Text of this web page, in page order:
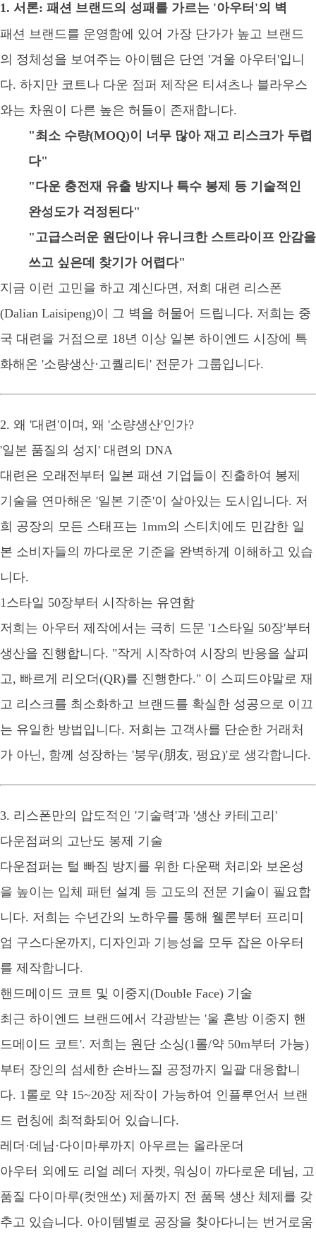
1. 서론: 패션 브랜드의 성패를 가르는 '아우터'의 벽
패션 브랜드를 운영함에 있어 가장 단가가 높고 브랜드
의 정체성을 보여주는 아이템은 단연 '겨울 아우터'입니
다. 하지만 코트나 다운 점퍼 제작은 티셔츠나 블라우스
와는 차원이 다른 높은 허들이 존재합니다.
"최소 수량(MOQ)이 너무 많아 재고 리스크가 두렵
다"
"다운 충전재 유출 방지나 특수 봉제 등 기술적인
완성도가 걱정된다"
"고급스러운 원단이나 유니크한 스트라이프 안감을
쓰고 싶은데 찾기가 어렵다"
지금 이런 고민을 하고 계신다면, 저희 대련 리스폰
(Dalian Laisipeng)이 그 벽을 허물어 드립니다. 저희는 중
국 대련을 거점으로 18년 이상 일본 하이엔드 시장에 특
화해온 '소량생산·고퀄리티' 전문가 그룹입니다.
2. 왜 '대련'이며, 왜 '소량생산'인가?
'일본 품질의 성지' 대련의 DNA
대련은 오래전부터 일본 패션 기업들이 진출하여 봉제
기술을 연마해온 '일본 기준'이 살아있는 도시입니다. 저
희 공장의 모든 스태프는 1mm의 스티치에도 민감한 일
본 소비자들의 까다로운 기준을 완벽하게 이해하고 있습
니다.
1스타일 50장부터 시작하는 유연함
저희는 아우터 제작에서는 극히 드문 '1스타일 50장'부터
생산을 진행합니다. "작게 시작하여 시장의 반응을 살피
고, 빠르게 리오더(QR)를 진행한다." 이 스피드야말로 재
고 리스크를 최소화하고 브랜드를 확실한 성공으로 이끄
는 유일한 방법입니다. 저희는 고객사를 단순한 거래처
가 아닌, 함께 성장하는 '붕우(朋友, 펑요)'로 생각합니다.
3. 리스폰만의 압도적인 '기술력'과 '생산 카테고리'
다운점퍼의 고난도 봉제 기술
다운점퍼는 털 빠짐 방지를 위한 다운팩 처리와 보온성
을 높이는 입체 패턴 설계 등 고도의 전문 기술이 필요합
니다. 저희는 수년간의 노하우를 통해 웰론부터 프리미
엄 구스다운까지, 디자인과 기능성을 모두 잡은 아우터
를 제작합니다.
핸드메이드 코트 및 이중지(Double Face) 기술
최근 하이엔드 브랜드에서 각광받는 '울 혼방 이중지 핸
드메이드 코트'. 저희는 원단 소싱(1롤/약 50m부터 가능)
부터 장인의 섬세한 손바느질 공정까지 일괄 대응합니
다. 1롤로 약 15~20장 제작이 가능하여 인플루언서 브랜
드 런칭에 최적화되어 있습니다.
레더·데님·다이마루까지 아우르는 올라운더
아우터 외에도 리얼 레더 자켓, 워싱이 까다로운 데님, 고
품질 다이마루(컷앤쏘) 제품까지 전 품목 생산 체제를 갖
추고 있습니다. 아이템별로 공장을 찾아다니는 번거로움